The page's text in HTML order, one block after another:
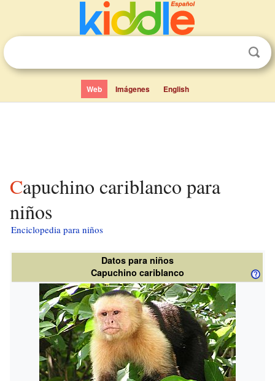
Web Imágenes English
Capuchino cariblanco para
niños
Enciclopedia para niños
Datos para niños
Capuchino cariblanco